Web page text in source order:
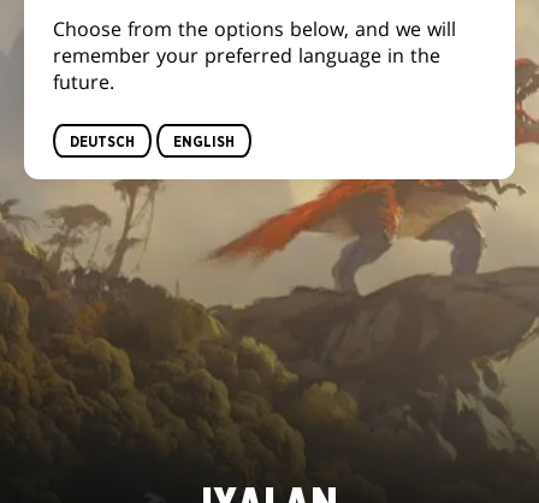
Choose from the options below, and we will
remember your preferred language in the
future.
DEUTSCH ENGLISH